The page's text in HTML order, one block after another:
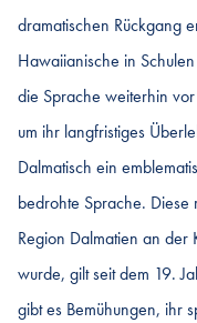
dramatischen Rückgang
Hawaiianische in
die Sprache weiterhin
um ihr langfristiges
Dalmatisch ein
bedrohte Sprache.
Region Dalmatien an der
wurde, gilt seit dem 19.
gibt es Bemühungen, ihr